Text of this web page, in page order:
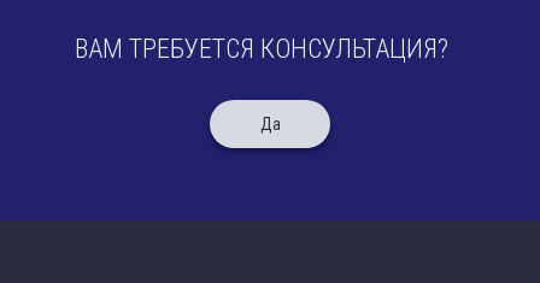
ВАМ ТРЕБУЕТСЯ КОНСУЛЬТАЦИЯ?
Да